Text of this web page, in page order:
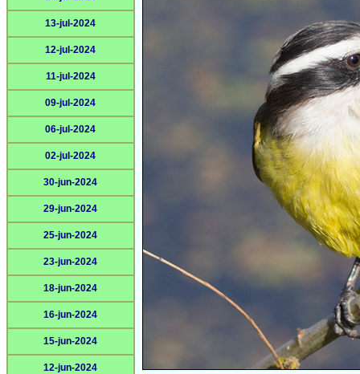
13-jul-2024
12-jul-2024
11-jul-2024
09-jul-2024
06-jul-2024
02-jul-2024
30-jun-2024
29-jun-2024
25-jun-2024
23-jun-2024
18-jun-2024
16-jun-2024
15-jun-2024
12-jun-2024